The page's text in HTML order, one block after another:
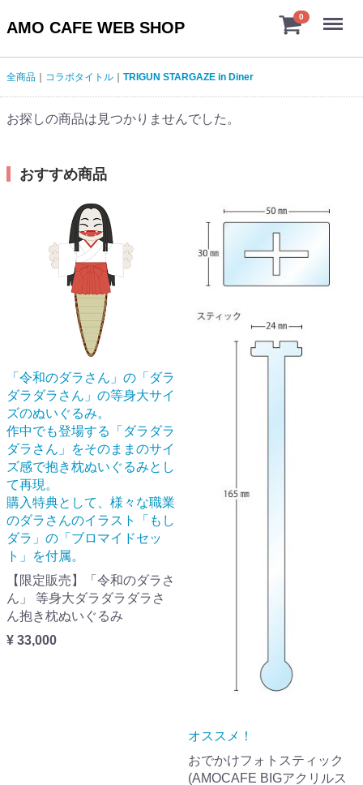
AMO CAFE WEB SHOP
0 Menu
全商品 コラボタイトル TRIGUN STARGAZE in Diner
お探しの商品は見つかりませんでした。
おすすめ商品
「令和のダラさん」の「ダラ
ダラダラさん」の等身大サイ
ズのぬいぐるみ。
作中でも登場する「ダラダラ
ダラさん」をそのままのサイ
ズ感で抱き枕ぬいぐるみとし
て再現。
購入特典として、様々な職業
のダラさんのイラスト「もし
ダラ」の「ブロマイドセッ
ト」を付属。
【限定販売】「令和のダラさ
ん」 等身大ダラダラダラさ
ん抱き枕ぬいぐるみ
¥ 33,000
オススメ！
おでかけフォトスティック
(AMOCAFE BIGアクリルス